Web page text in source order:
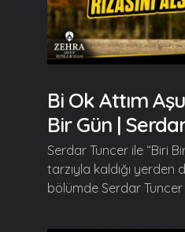
Bi Ok Attım
Bir Gün |
Serdar Tuncer ile “Biri
tarzıyla kaldığı yerden
bölümde Serdar Tuncer